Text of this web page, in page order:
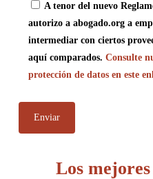
A tenor del nuevo
autorizo a abogado.org a
intermediar con ciertos
aquí comparados. Consulte
protección de datos en este
Los